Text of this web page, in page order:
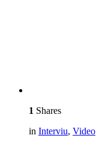
1 Shares
in Interviu, Video